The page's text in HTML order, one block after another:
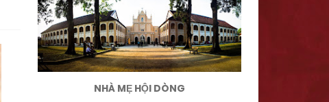
NHÀ MẸ HỘI DÒNG